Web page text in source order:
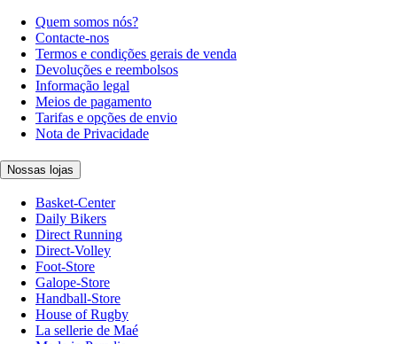
Quem somos nós?
Contacte-nos
Termos e condições gerais de venda
Devoluções e reembolsos
Informação legal
Meios de pagamento
Tarifas e opções de envio
Nota de Privacidade
Nossas lojas
Basket-Center
Daily Bikers
Direct Running
Direct-Volley
Foot-Store
Galope-Store
Handball-Store
House of Rugby
La sellerie de Maé